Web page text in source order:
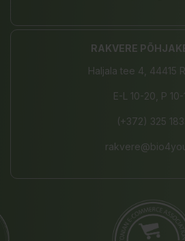
RAKVERE
Haljala tee 4, 44415
E-L 10-20, P 10-
(+372) 325